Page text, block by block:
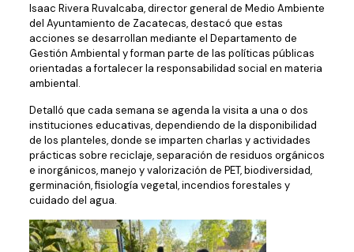
Isaac Rivera Ruvalcaba, director general de Medio Ambiente
del Ayuntamiento de Zacatecas, destacó que estas
acciones se desarrollan mediante el Departamento de
Gestión Ambiental y forman parte de las políticas públicas
orientadas a fortalecer la responsabilidad social en materia
ambiental.
Detalló que cada semana se agenda la visita a una o dos
instituciones educativas, dependiendo de la disponibilidad
de los planteles, donde se imparten charlas y actividades
prácticas sobre reciclaje, separación de residuos orgánicos
e inorgánicos, manejo y valorización de PET, biodiversidad,
germinación, fisiología vegetal, incendios forestales y
cuidado del agua.